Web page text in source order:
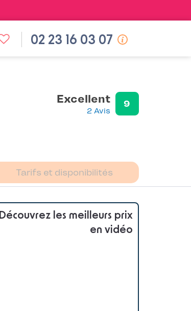
02 23 16 03 07
Excellent
2 Avis
9
Tarifs et disponibilités
Découvrez les meilleurs prix
en vidéo